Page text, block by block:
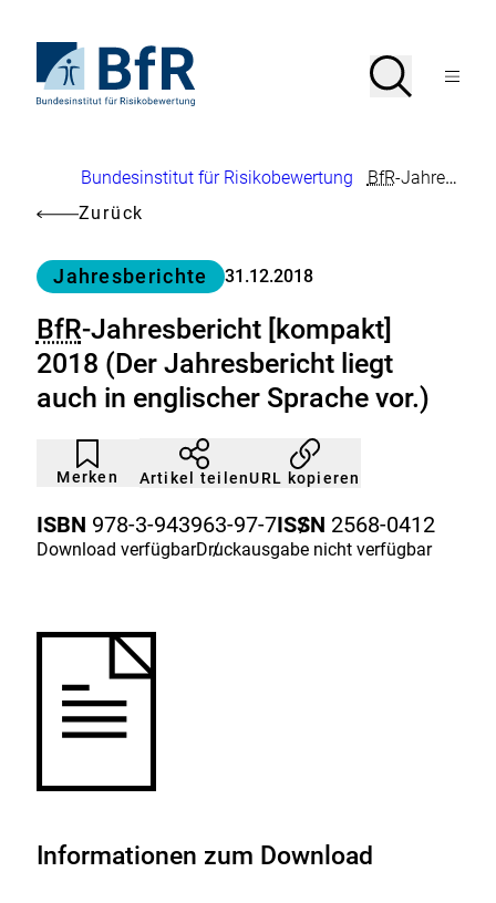
Seiteninhalt
springenStartseite
von
Suche
SucheMenü
Brotkrumennavigation
Bundesinstitut für Risikobewertung BfR-Jahresbericht [kompakt] 2018 (Der Jahresbericht liegt auch in englischer Sprache vor.)
Zurück
Kategorie
Jahresberichte 31.12.2018
BfR-Jahresbericht [kompakt]
2018 (Der Jahresbericht liegt
auch in englischer Sprache vor.)
Merken
Artikel
nicht
gemerkt
Durch
Klicken
der
hinzufügen.
Artikel teilenURL kopieren
ISBN 978-3-943963-97-7 /
ISSN 2568-0412
Download verfügbar /
Druckausgabe nicht verfügbar
Informationen zum Download